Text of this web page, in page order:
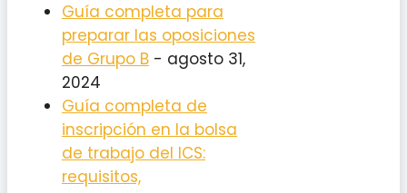
Guía completa para
preparar las oposiciones
de Grupo B - agosto 31,
2024
Guía completa de
inscripción en la bolsa
de trabajo del ICS:
requisitos,